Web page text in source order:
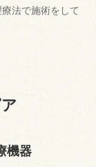
法で施術をして
機器